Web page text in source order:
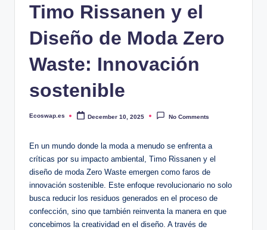
Timo Rissanen y el
Diseño de Moda Zero
Waste: Innovación
sostenible
Posted
Ecoswap.es December 10, 2025 No Comments
En un mundo donde la moda a menudo se enfrenta a
críticas por su impacto ambiental, Timo Rissanen y el
diseño de moda Zero Waste emergen como faros de
innovación sostenible. Este enfoque revolucionario no solo
busca reducir los residuos generados en el proceso de
confección, sino que también reinventa la manera en que
concebimos la creatividad en el diseño. A través de